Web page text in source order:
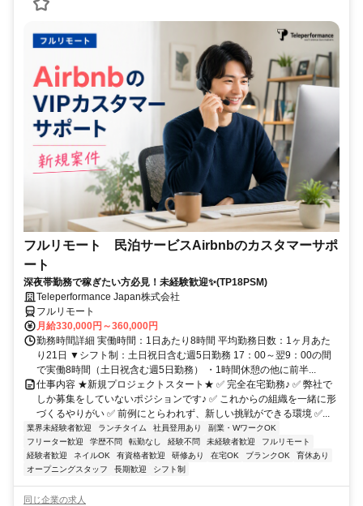
フルリモート 民泊サービスAirbnbのカスタマーサポ
ート
深夜帯勤務で稼ぎたい方必見！未経験歓迎✨(TP18PSM)
Teleperformance Japan株式会社
フルリモート
月給330,000円～360,000円
勤務時間詳細 実働時間：1日あたり8時間 平均勤務日数：1ヶ月あた
り21日 ▼シフト制：土日祝日含む週5日勤務 17：00～翌9：00の間
で実働8時間（土日祝含む週5日勤務） ・1時間休憩の他に前半...
仕事内容 ★新規プロジェクトスタート★ ✅ 完全在宅勤務♪ ✅ 弊社で
しか募集をしていないポジションです♪ ✅ これからの組織を一緒に形
づくるやりがい ✅ 前例にとらわれず、新しい挑戦ができる環境 ✅...
業界未経験者歓迎 ランチタイム 社員登用あり
副業・WワークOK
フリーター歓迎
学歴不問 転勤なし 経験不問 未経験者歓迎
フルリモート
経験者歓迎
ネイルOK 有資格者歓迎 研修あり 在宅OK ブランクOK
育休あり
オープニングスタッフ
長期歓迎 シフト制
同じ企業の求人